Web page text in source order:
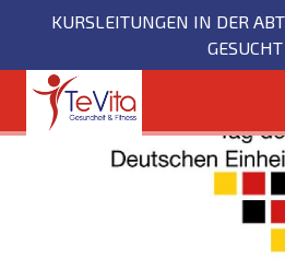
Inhalt
KURSLEITUNGEN IN DER
GESUCHT